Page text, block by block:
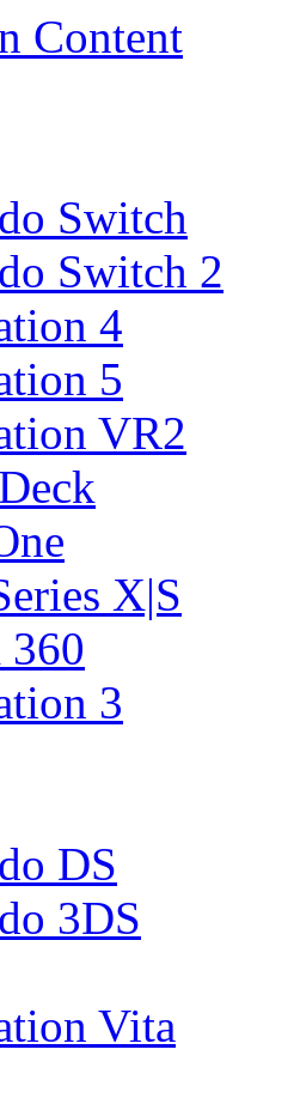
Content
Switch
Switch 2
4
5
VR2
X|S
3
DS
3DS
Vita